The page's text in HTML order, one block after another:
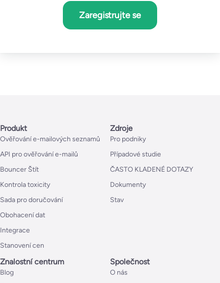
Zaregistrujte se
Produkt
Ověřování e-mailových seznamů
API pro ověřování e-mailů
Bouncer Štít
Kontrola toxicity
Sada pro doručování
Obohacení dat
Integrace
Stanovení cen
Zdroje
Pro podniky
Případové studie
ČASTO KLADENÉ DOTAZY
Dokumenty
Stav
Znalostní centrum
Blog
Společnost
O nás